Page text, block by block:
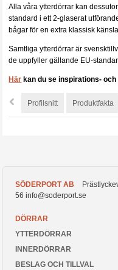
Alla våra ytterdörrar kan
standard i ett 2-glaserat
bågar för en extra klassisk
Samtliga ytterdörrar är
de uppfyller gällande EU-
Här kan du se inspirations-
Profilsnitt Produktfakta
SÖDERPORT AB
56 info@soderport.se
DÖRRAR
YTTERDÖRRAR
INNERDÖRRAR
BESLAG OCH TILLVAL